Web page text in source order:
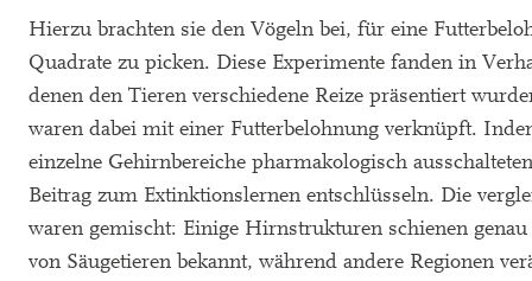
Hierzu brachten sie den Vögeln bei, für eine
Quadrate zu picken. Diese Experimente fanden in
denen den Tieren verschiedene Reize präsentiert
waren dabei mit einer Futterbelohnung verknüpft.
einzelne Gehirnbereiche pharmakologisch
Beitrag zum Extinktionslernen entschlüsseln. Die
waren gemischt: Einige Hirnstrukturen schienen
von Säugetieren bekannt, während andere Regionen